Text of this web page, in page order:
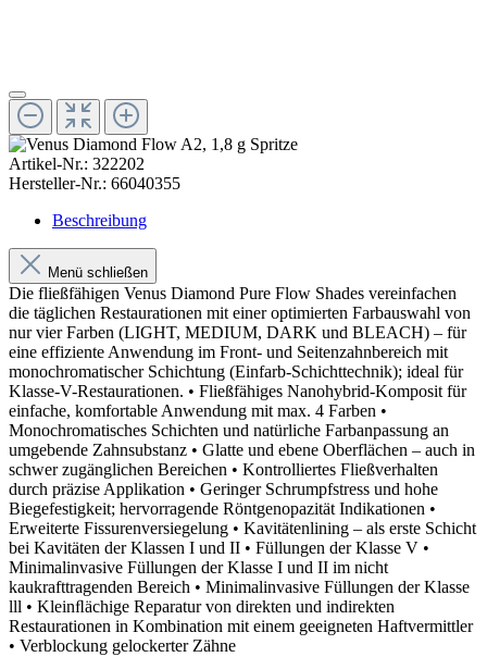
Artikel-Nr.: 322202
Hersteller-Nr.: 66040355
Beschreibung
Menü schließen
Die fließfähigen Venus Diamond Pure Flow Shades vereinfachen
die täglichen Restaurationen mit einer optimierten Farbauswahl von
nur vier Farben (LIGHT, MEDIUM, DARK und BLEACH) – für
eine effiziente Anwendung im Front- und Seitenzahnbereich mit
monochromatischer Schichtung (Einfarb-Schichttechnik); ideal für
Klasse-V-Restaurationen. • Fließfähiges Nanohybrid-Komposit für
einfache, komfortable Anwendung mit max. 4 Farben •
Monochromatisches Schichten und natürliche Farbanpassung an
umgebende Zahnsubstanz • Glatte und ebene Oberflächen – auch in
schwer zugänglichen Bereichen • Kontrolliertes Fließverhalten
durch präzise Applikation • Geringer Schrumpfstress und hohe
Biegefestigkeit; hervorragende Röntgenopazität Indikationen •
Erweiterte Fissurenversiegelung • Kavitätenlining – als erste Schicht
bei Kavitäten der Klassen I und II • Füllungen der Klasse V •
Minimalinvasive Füllungen der Klasse I und II im nicht
kaukrafttragenden Bereich • Minimalinvasive Füllungen der Klasse
lll • Kleinﬂächige Reparatur von direkten und indirekten
Restaurationen in Kombination mit einem geeigneten Haftvermittler
• Verblockung gelockerter Zähne